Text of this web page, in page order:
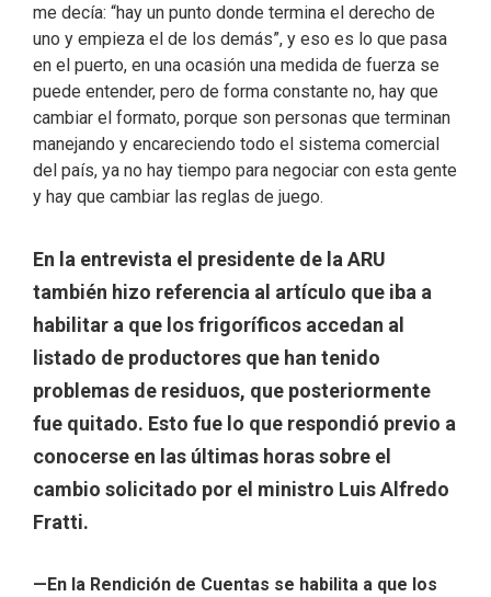
me decía: “hay un punto donde termina el derecho de
uno y empieza el de los demás”, y eso es lo que pasa
en el puerto, en una ocasión una medida de fuerza se
puede entender, pero de forma constante no, hay que
cambiar el formato, porque son personas que terminan
manejando y encareciendo todo el sistema comercial
del país, ya no hay tiempo para negociar con esta gente
y hay que cambiar las reglas de juego.
En la entrevista el presidente de la ARU
también hizo referencia al artículo que iba a
habilitar a que los frigoríficos accedan al
listado de productores que han tenido
problemas de residuos, que posteriormente
fue quitado. Esto fue lo que respondió previo a
conocerse en las últimas horas sobre el
cambio solicitado por el ministro Luis Alfredo
Fratti.
—En la Rendición de Cuentas se habilita a que los